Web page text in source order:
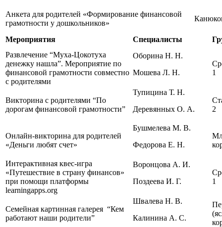
Анкета для родителей «Формирование финансовой
грамотности у дошкольников»
Мероприятия Специалисты
Развлечение “Муха-Цокотуха
денежку нашла”. Мероприятие по
финансовой грамотности совместно
с родителями
Оборина Н. Н.
Мошева Л. Н.
1
Викторина с родителями “По
дорогам финансовой грамотности”
Тупицина Т. Н.
Деревянных О. А.
2
Онлайн-викторина для родителей
«Деньги любят счет»
Бушмелева М. В.
Федорова Е. Н.
Интерактивная квес-игра
«Путешествие в страну финансов»
при помощи платформы
learningapps.org
Воронцова А. И.
Поздеева И. Г.
1
Семейная картинная галерея “Кем
работают наши родители”
Швалева Н. В.
Калинина А. С.